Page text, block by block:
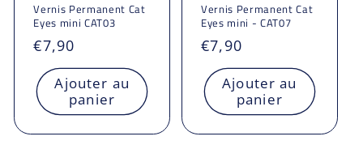
Vernis Permanent Cat
Eyes mini CAT03
Prix
habituel
€7,90
Ajouter au
panier
Vernis Permanent Cat
Eyes mini - CAT07
Prix
habituel
€7,90
Ajouter au
panier